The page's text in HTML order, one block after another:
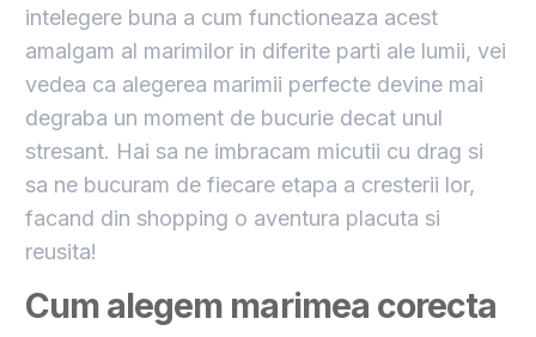
intelegere buna a cum functioneaza acest
amalgam al marimilor in diferite parti ale lumii, vei
vedea ca alegerea marimii perfecte devine mai
degraba un moment de bucurie decat unul
stresant. Hai sa ne imbracam micutii cu drag si
sa ne bucuram de fiecare etapa a cresterii lor,
facand din shopping o aventura placuta si
reusita!
Cum alegem marimea corecta